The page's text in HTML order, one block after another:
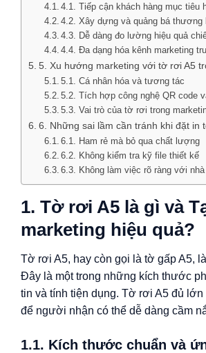
4.1. Tiếp cận khách hàng mục tiêu
4.2. Xây dựng và quảng bá thương
4.3. Dễ dàng đo lường hiệu quả
4.4. Đa dạng hóa kênh marketing
5. Xu hướng marketing với tờ rơi A5
5.1. Cá nhân hóa và tương tác
5.2. Tích hợp công nghệ QR code
5.3. Vai trò của tờ rơi trong
6. Những sai lầm cần tránh khi đặt in
6.1. Ham rẻ mà bỏ qua chất lượng
6.2. Không kiểm tra kỹ file thiết kế
6.3. Không làm việc rõ ràng với
1. Tờ rơi A5 là gì và
marketing hiệu quả?
Tờ rơi A5, hay còn gọi là tờ gấp A5,
Đây là một trong những kích thước
tin và tính tiện dụng. Tờ rơi A5 đủ
để người nhận có thể dễ dàng cầm
1.1. Kích thước chuẩn và